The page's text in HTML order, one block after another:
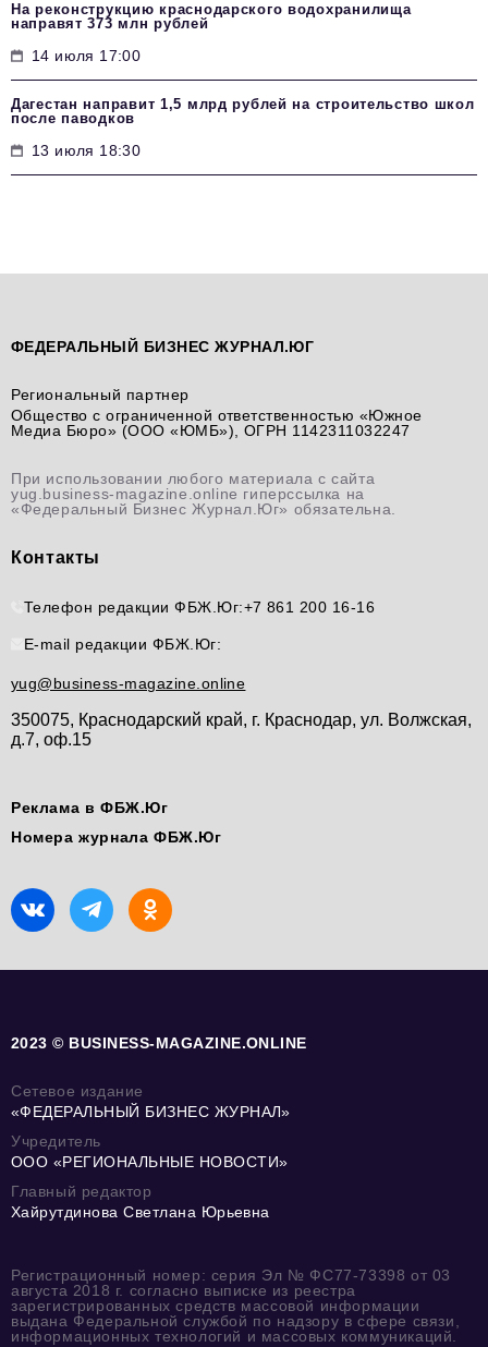
На реконструкцию краснодарского водохранилища
направят 373 млн рублей
14 июля 17:00
Дагестан направит 1,5 млрд рублей на строительство школ
после паводков
13 июля 18:30
ФЕДЕРАЛЬНЫЙ БИЗНЕС ЖУРНАЛ.ЮГ
Региональный партнер
Общество с ограниченной ответственностью «Южное
Медиа Бюро» (ООО «ЮМБ»), ОГРН 1142311032247
При использовании любого материала с сайта
yug.business-magazine.online гиперссылка на
«Федеральный Бизнес Журнал.Юг» обязательна.
Контакты
Телефон редакции ФБЖ.Юг:+7 861 200 16-16
E-mail редакции ФБЖ.Юг:
yug@business-magazine.online
350075, Краснодарский край, г. Краснодар, ул. Волжская,
д.7, оф.15
Реклама в ФБЖ.Юг
Номера журнала ФБЖ.Юг
2023 © BUSINESS-MAGAZINE.ONLINE
Сетевое издание
«ФЕДЕРАЛЬНЫЙ БИЗНЕС ЖУРНАЛ»
Учредитель
ООО «РЕГИОНАЛЬНЫЕ НОВОСТИ»
Главный редактор
Хайрутдинова Светлана Юрьевна
Регистрационный номер: серия Эл № ФС77-73398 от 03
августа 2018 г. согласно выписке из реестра
зарегистрированных средств массовой информации
выдана Федеральной службой по надзору в сфере связи,
информационных технологий и массовых коммуникаций.